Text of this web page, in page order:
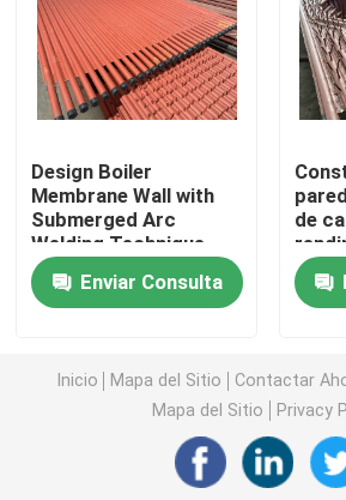
Tubo de aleta espiral
Tubo de aleta sacado
El tubo de serpentina
Cabezal de vapor de caldera
Precalentador de aire de la
Tubo de acero de la caldera
Design Boiler
Membrane Wall with
Submerged Arc
Welding Technique
and Performance
GuaranteedEnviar Consulta
de
de
Inicio Mapa del Sitio Contactar
Mapa del Sitio
Privacy